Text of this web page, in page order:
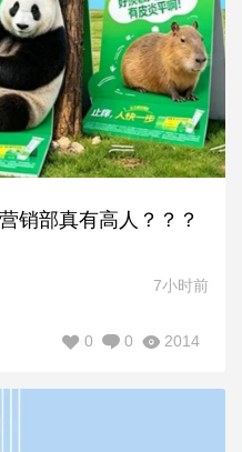
销部真有高人？？？
7小时前
2014
0
0